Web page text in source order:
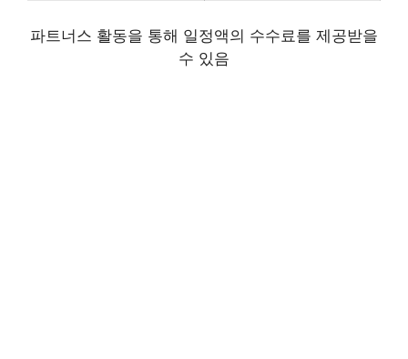
파트너스 활동을 통해 일정액의 수수료를 제공받을
수 있음